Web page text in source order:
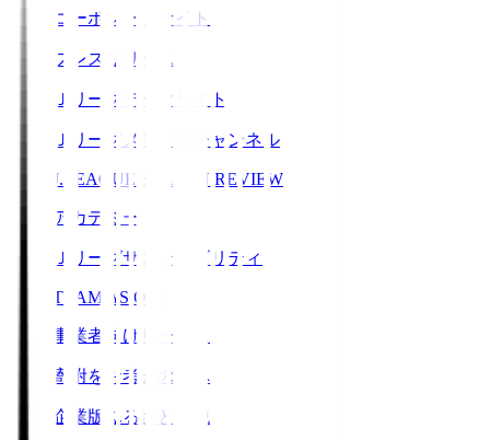
コーポレートサイト
プレスリリース
Ｊリーグデータサイト
Ｊリーグメディアチャンネル
J.LEAGUE SEASON REVIEW
アカデミー
Ｊリーグサステナビリティ
TEAM AS ONE
事業者向けサービス
寄附をお考えの方へ
企業版ふるさと納税